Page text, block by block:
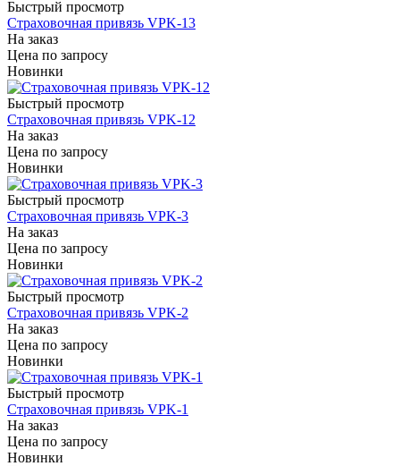
Быстрый просмотр
Страховочная привязь VPK-13
На заказ
Цена по запросу
Новинки
Быстрый просмотр
Страховочная привязь VPK-12
На заказ
Цена по запросу
Новинки
Быстрый просмотр
Страховочная привязь VPK-3
На заказ
Цена по запросу
Новинки
Быстрый просмотр
Страховочная привязь VPK-2
На заказ
Цена по запросу
Новинки
Быстрый просмотр
Страховочная привязь VPK-1
На заказ
Цена по запросу
Новинки